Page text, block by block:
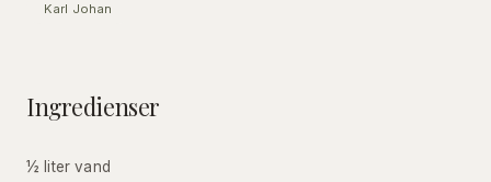
Karl Johan
Ingredienser
½ liter vand